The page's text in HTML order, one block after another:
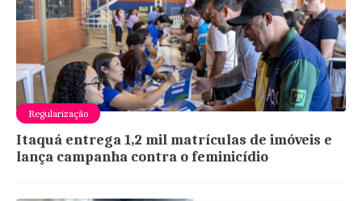
Regularização
Itaquá entrega 1,2 mil matrículas de imóveis e
lança campanha contra o feminicídio